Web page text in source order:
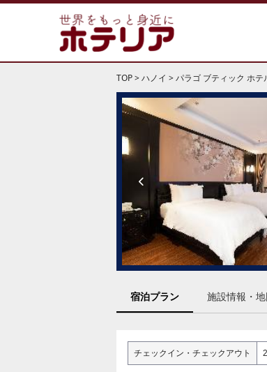
TOP>ハノイ >パラゴ ブティック ホテ
宿泊プラン 施設情報・
チェックイン ・ チェックアウト